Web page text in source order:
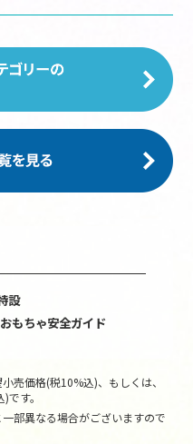
設
もちゃ安全ガイド
売価格(税10%込)、もしくは、
す。
部異なる場合がございますので